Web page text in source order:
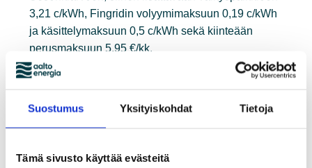
Suostumus Yksityiskohdat Tietoja
Tämä sivusto käyttää evästeitä
3,21 c/kWh, Fingridin volyymimaksuun 0,19 c/kWh
ja käsittelymaksuun 0,5 c/kWh sekä kiinteään
perusmaksuun 5,95 €/kk.
Sesonkiarvo vaihtelee seuraten
Commoditiesin noteeraamaa Suomessa
sovellettavaa sähköenergian markkinahintaa.
Sesonkiarvo määritetään kvartaaleittain seuraavan